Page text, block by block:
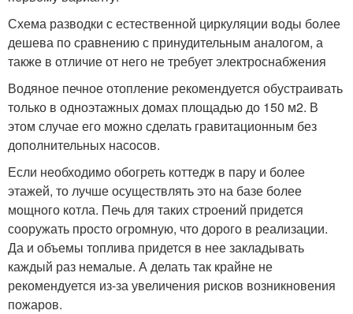
Схема разводки с естественной циркуляции воды более
дешева по сравнению с принудительным аналогом, а
также в отличие от него не требует электроснабжения
Водяное печное отопление рекомендуется обустраивать
только в одноэтажных домах площадью до 150 м2. В
этом случае его можно сделать гравитационным без
дополнительных насосов.
Если необходимо обогреть коттедж в пару и более
этажей, то лучше осуществлять это на базе более
мощного котла. Печь для таких строений придется
сооружать просто огромную, что дорого в реализации.
Да и объемы топлива придется в нее закладывать
каждый раз немалые. А делать так крайне не
рекомендуется из-за увеличения рисков возникновения
пожаров.